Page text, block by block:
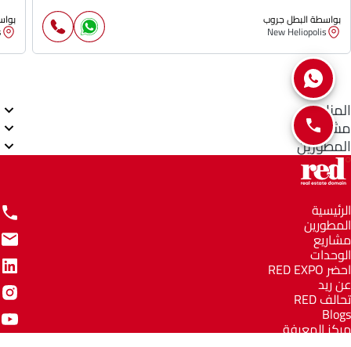
بواسطة البطل جروب
New Heliopolis
المناطق
مشاريع
المطورين
الرئيسية
المطورين
مشاريع
الوحدات
احضر RED EXPO
عن ريد
تحالف RED
Blogs
مركز المعرفة